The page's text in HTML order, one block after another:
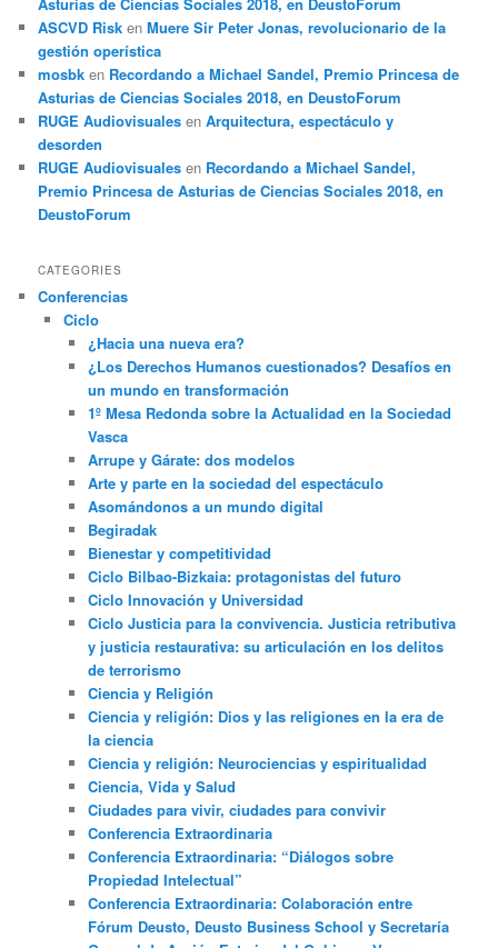
Asturias de Ciencias Sociales 2018, en DeustoForum
ASCVD Risk enMuere Sir Peter Jonas, revolucionario de la
gestión operística
mosbk en Recordando a Michael Sandel, Premio Princesa de
Asturias de Ciencias Sociales 2018, en DeustoForum
RUGE Audiovisuales enArquitectura, espectáculo y
desorden
RUGE Audiovisuales en Recordando a Michael Sandel,
Premio Princesa de Asturias de Ciencias Sociales 2018, en
DeustoForum
CATEGORIES
Conferencias
Ciclo
¿Hacia una nueva era?
¿Los Derechos Humanos cuestionados? Desafíos en
un mundo en transformación
1º Mesa Redonda sobre la Actualidad en la Sociedad
Vasca
Arrupe y Gárate: dos modelos
Arte y parte en la sociedad del espectáculo
Asomándonos a un mundo digital
Begiradak
Bienestar y competitividad
Ciclo Bilbao-Bizkaia: protagonistas del futuro
Ciclo Innovación y Universidad
Ciclo Justicia para la convivencia. Justicia retributiva
y justicia restaurativa: su articulación en los delitos
de terrorismo
Ciencia y Religión
Ciencia y religión: Dios y las religiones en la era de
la ciencia
Ciencia y religión: Neurociencias y espiritualidad
Ciencia, Vida y Salud
Ciudades para vivir, ciudades para convivir
Conferencia Extraordinaria
Conferencia Extraordinaria: “Diálogos sobre
Propiedad Intelectual”
Conferencia Extraordinaria: Colaboración entre
Fórum Deusto, Deusto Business School y Secretaría